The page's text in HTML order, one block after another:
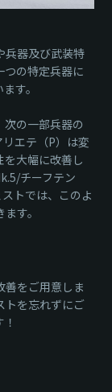
兵器及び武装特
つの特定兵器に
す。
の一部兵器の
エテ（P）は変
大幅に改善し
チーフテン
トでは、このよ
す。
善をご用意しま
トを忘れずにご